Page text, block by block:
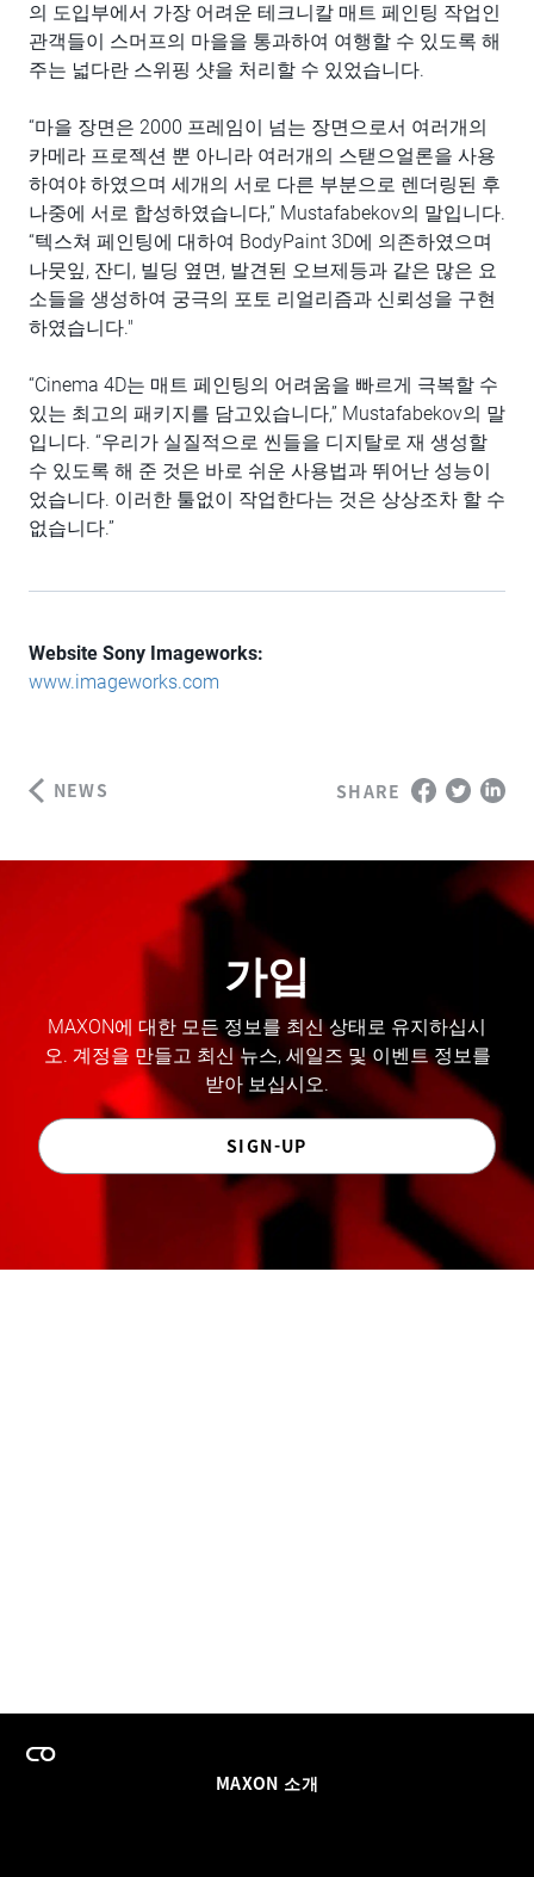
의 도입부에서 가장 어려운 테크니칼 매트 페인팅 작업인
관객들이 스머프의 마을을 통과하여 여행할 수 있도록 해
주는 넓다란 스위핑 샷을 처리할 수 있었습니다.
“마을 장면은 2000 프레임이 넘는 장면으로서 여러개의
카메라 프로젝션 뿐 아니라 여러개의 스탣으얼론을 사용
하여야 하였으며 세개의 서로 다른 부분으로 렌더링된 후
나중에 서로 합성하였습니다,” Mustafabekov의 말입니다.
“텍스쳐 페인팅에 대하여 BodyPaint 3D에 의존하였으며
나뭇잎, 잔디, 빌딩 옆면, 발견된 오브제등과 같은 많은 요
소들을 생성하여 궁극의 포토 리얼리즘과 신뢰성을 구현
하였습니다."
“Cinema 4D는 매트 페인팅의 어려움을 빠르게 극복할 수
있는 최고의 패키지를 담고있습니다,” Mustafabekov의 말
입니다. “우리가 실질적으로 씬들을 디지탈로 재 생성할
수 있도록 해 준 것은 바로 쉬운 사용법과 뛰어난 성능이
었습니다. 이러한 툴없이 작업한다는 것은 상상조차 할 수
없습니다.”
Website Sony Imageworks:
www.imageworks.com
NEWS SHARE
가입
MAXON에 대한 모든 정보를 최신 상태로 유지하십시
오. 계정을 만들고 최신 뉴스, 세일즈 및 이벤트 정보를
받아 보십시오.
SIGN-UP
MAXON 소개